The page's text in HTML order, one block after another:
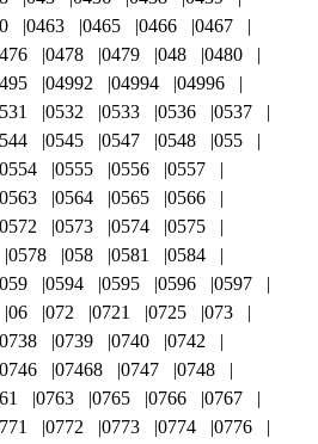
0463 0465 0466
0467
0478 0479 048
0480
04992 04994
04996
0532 0533 0536
0537
0545 0547 0548
055
0554 0555 0556
0557
0563 0564 0565
0566
0572 0573 0574
0575
0578 058 0581
0584
059 0594 0595 0596
0597
06 072 0721 0725
073
0738 0739 0740
0742
0746 07468 0747
0748
0763 0765 0766
0767
0772 0773 0774
0776